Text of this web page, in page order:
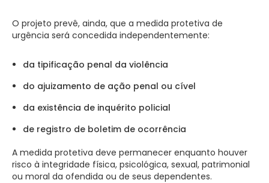
O projeto prevê, ainda, que a medida protetiva de
urgência será concedida independentemente:
da tipificação penal da violência
do ajuizamento de ação penal ou cível
da existência de inquérito policial
de registro de boletim de ocorrência
A medida protetiva deve permanecer enquanto houver
risco à integridade física, psicológica, sexual, patrimonial
ou moral da ofendida ou de seus dependentes.